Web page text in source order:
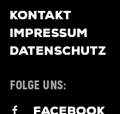
KONTAKT
IMPRESSUM
DATENSCHUTZ
FOLGE UNS:
FACEBOOK